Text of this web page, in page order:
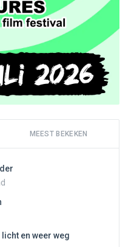
MEEST BEKEKEN
en weer weg